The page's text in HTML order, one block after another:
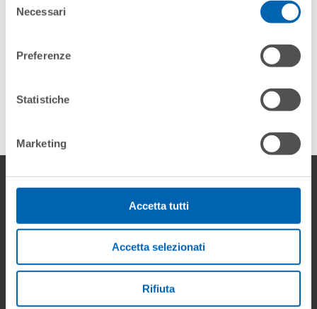
delNecessari
Preferenze
Statistiche
Marketing
Accetta tutti
Accetta selezionati
Rifiuta
Download
DOCUMENTI